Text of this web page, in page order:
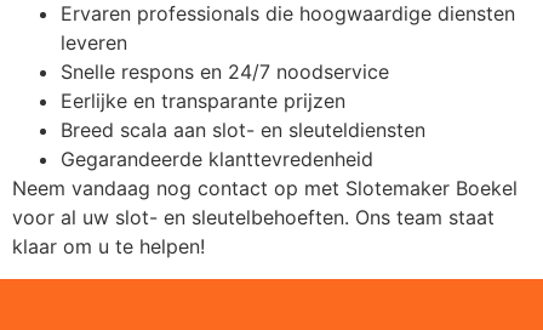
Ervaren professionals die hoogwaardige diensten
leveren
Snelle respons en 24/7 noodservice
Eerlijke en transparante prijzen
Breed scala aan slot- en sleuteldiensten
Gegarandeerde klanttevredenheid
Neem vandaag nog contact op met Slotemaker Boekel
voor al uw slot- en sleutelbehoeften. Ons team staat
klaar om u te helpen!